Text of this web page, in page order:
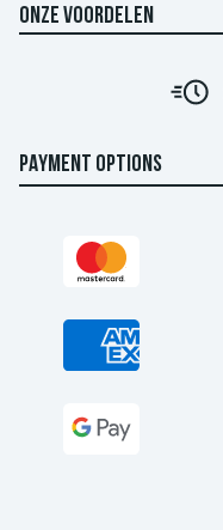
ONZE VOORDELEN
PAYMENT OPTIONS